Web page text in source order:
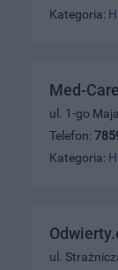
Kategoria:
Med-
ul. 1-go
Telefon:
Kategoria:
ul.